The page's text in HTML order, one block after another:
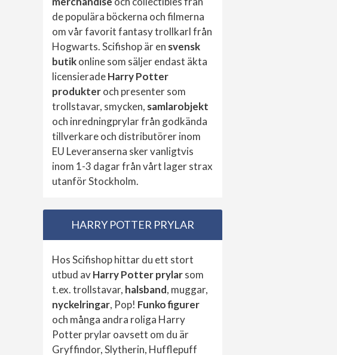
de populära böckerna och filmerna
om vår favorit fantasy trollkarl från
Hogwarts. Scifishop är en svensk
butikonline som säljer endast äkta
licensieradeHarry Potter
produkteroch presenter som
trollstavar, smycken, samlarobjekt
och inredningprylar från godkända
tillverkare och distributörer inom
EU Leveranserna sker vanligtvis
inom 1-3 dagar från vårt lager strax
utanför Stockholm.
HARRY POTTER PRYLAR
Hos Scifishop hittar du ett stort
utbud avHarry Potter prylarsom
t.ex. trollstavar, halsband, muggar,
nyckelringar, Pop! Funko figurer
och många andra roliga Harry
Potter prylar oavsett om du är
Gryffindor, Slytherin, Hufflepuff